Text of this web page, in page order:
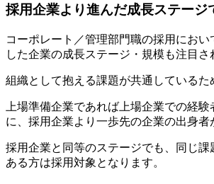
採用企業より進んだ成長ステージ
コーポレート／管理部門職の採用にお
した企業の成長ステージ・規模も注目さ
組織として抱える課題が共通しているた
上場準備企業であれば上場企業での経
に、採用企業より一歩先の企業の出身者
採用企業と同等のステージでも、同じ課
ある方は採用対象となります。